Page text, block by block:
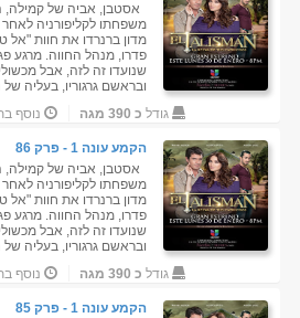
אסטבן, אביה של
משפחתו לקליפורניה
מדון ברנרדו את חוות
פדרו, מנהל החווה. מרגע
שנועדו זה לזה, אבל
ובראשם גרגוריו, בעליה
גודל כ 390 מגה נוסף
הקמע עונה 1 - פרק 86
אסטבן, אביה של
משפחתו לקליפורניה
מדון ברנרדו את חוות
פדרו, מנהל החווה. מרגע
שנועדו זה לזה, אבל
ובראשם גרגוריו, בעליה
גודל כ 390 מגה נוסף
הקמע עונה 1 - פרק 85